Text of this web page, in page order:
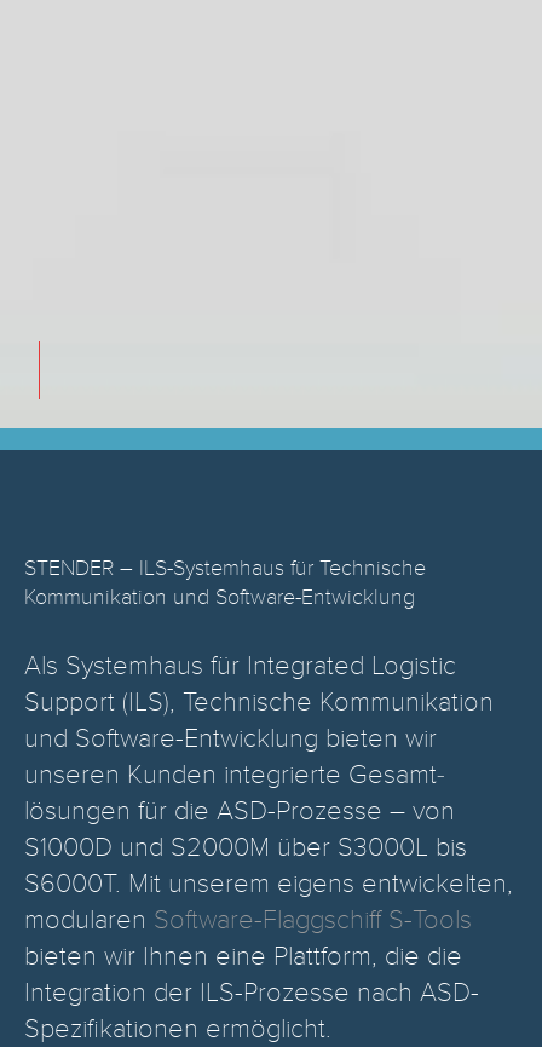
STENDER – ILS-Systemhaus für Technische
Kommunikation und Software-Entwicklung
Als Systemhaus für Integrated Logistic
Support (ILS), Technische Kommunikation
und Software-Entwicklung bieten wir
unseren Kunden integrierte Gesamt­
lösungen für die ASD-Prozesse – von
S1000D und S2000M über S3000L bis
S6000T. Mit unserem eigens entwick­elten,
modularen Software-Flaggschiff S-Tools
bieten wir Ihnen eine Plattform, die die
Integration der ILS-Prozesse nach ASD-
Spezifikationen ermöglicht.